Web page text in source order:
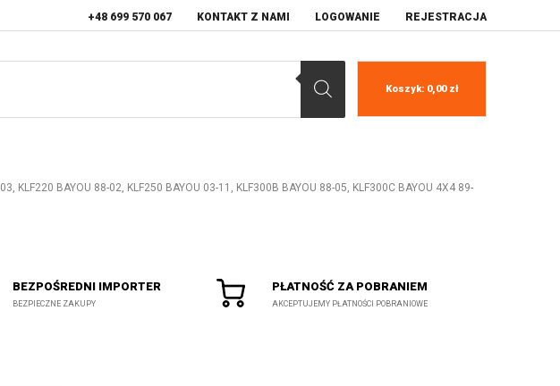
+48 699 570 067 KONTAKT Z NAMI LOGOWANIE REJESTRACJA
Koszyk: 0,00 zł
KLF220 BAYOU 88-02, KLF250 BAYOU 03-11, KLF300B BAYOU 88-05, KLF300C BAYOU 4X4 89-
BEZPOŚREDNI IMPORTER
BEZPIECZNE ZAKUPY
PŁATNOŚĆ ZA POBRANIEM
AKCEPTUJEMY PŁATNOŚCI POBRANIOWE